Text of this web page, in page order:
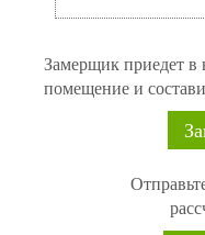
Замерщик приедет в
помещение и